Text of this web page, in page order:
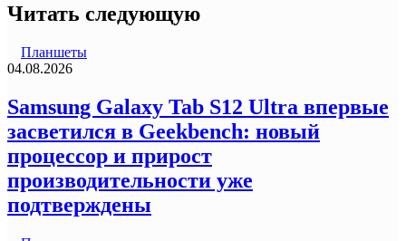
Читать следующую
Планшеты
04.08.2026
Samsung Galaxy Tab S12 Ultra впервые
засветился в Geekbench: новый
процессор и прирост
производительности уже
подтверждены